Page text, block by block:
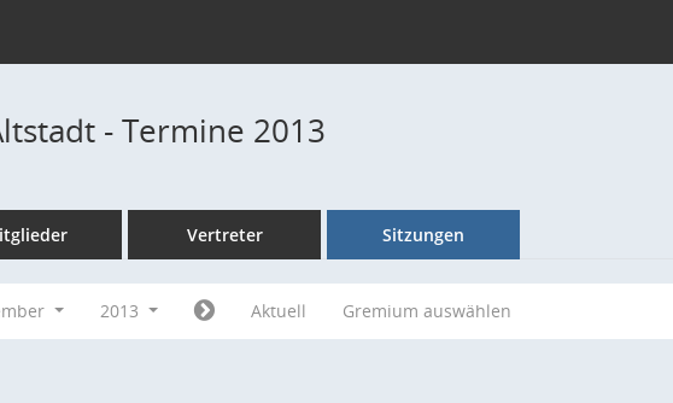
- Termine 2013
Vertreter Sitzungen
2013 Aktuell Gremium auswählen